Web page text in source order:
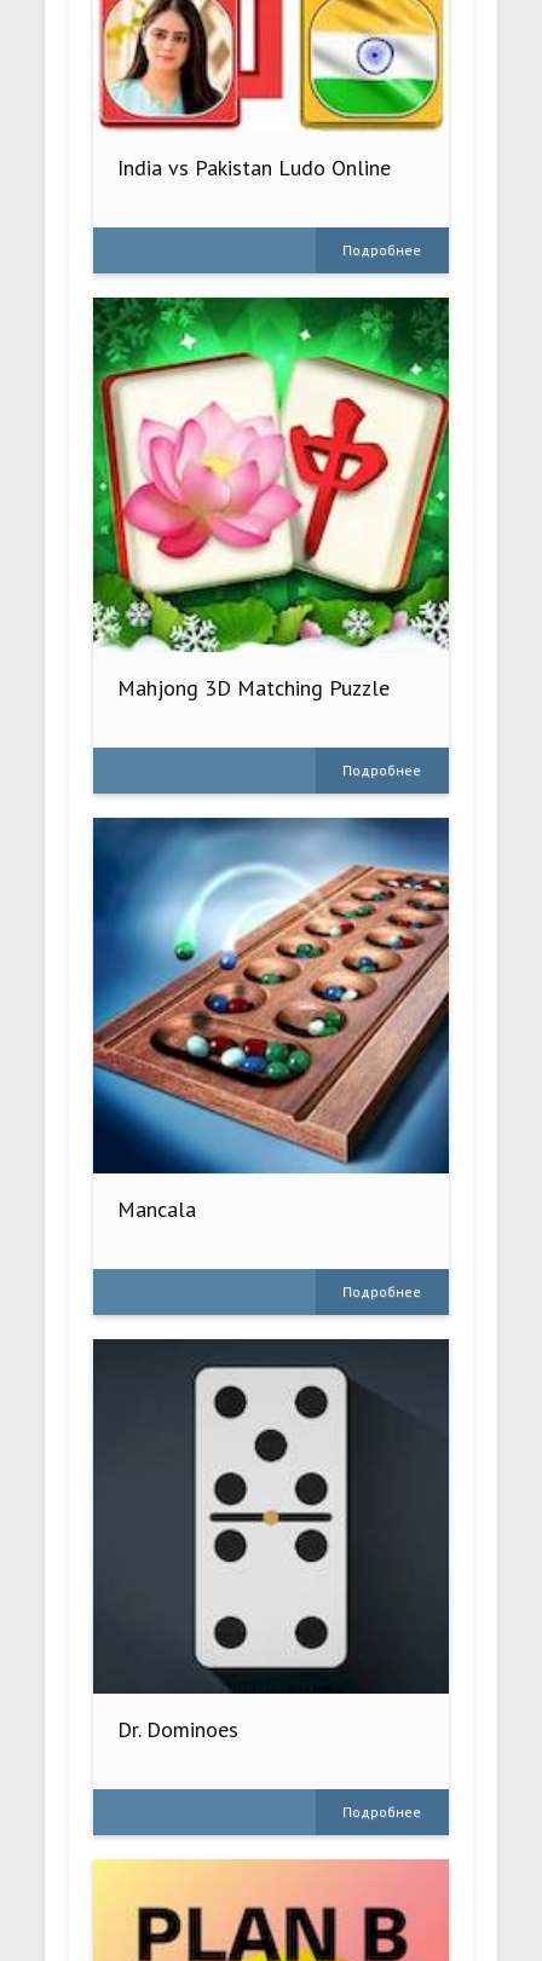
India vs Pakistan Ludo Online
Подробнее
Mahjong 3D Matching Puzzle
Подробнее
Mancala
Подробнее
Dr. Dominoes
Подробнее